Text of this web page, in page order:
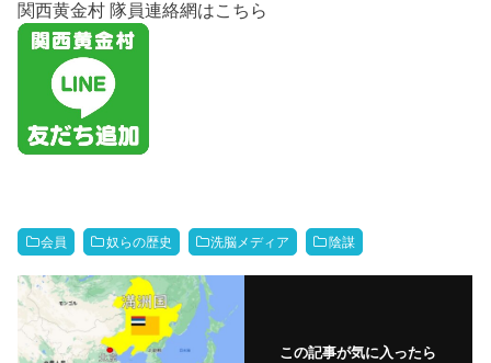
関西黄金村 隊員連絡網はこちら
会員 奴らの歴史 洗脳メディア 陰謀
この記事が気に入ったら